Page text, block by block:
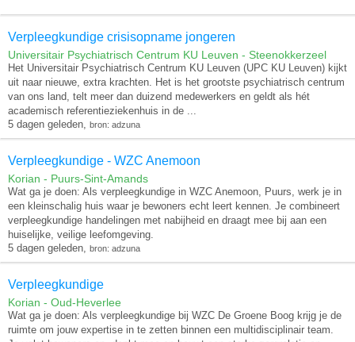
Verpleegkundige crisisopname jongeren
Universitair Psychiatrisch Centrum KU Leuven - Steenokkerzeel
Het Universitair Psychiatrisch Centrum KU Leuven (UPC KU Leuven) kijkt
uit naar nieuwe, extra krachten. Het is het grootste psychiatrisch centrum
van ons land, telt meer dan duizend medewerkers en geldt als hét
academisch referentieziekenhuis in de ...
5 dagen geleden, bron: adzuna
Verpleegkundige - WZC Anemoon
Korian - Puurs-Sint-Amands
Wat ga je doen: Als verpleegkundige in WZC Anemoon, Puurs, werk je in
een kleinschalig huis waar je bewoners echt leert kennen. Je combineert
verpleegkundige handelingen met nabijheid en draagt mee bij aan een
huiselijke, veilige leefomgeving.
5 dagen geleden, bron: adzuna
Verpleegkundige
Korian - Oud-Heverlee
Wat ga je doen: Als verpleegkundige bij WZC De Groene Boog krijg je de
ruimte om jouw expertise in te zetten binnen een multidisciplinair team.